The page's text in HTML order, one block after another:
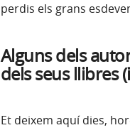
perdis els grans
Alguns dels
dels seus llibres
Et deixem aquí dies,